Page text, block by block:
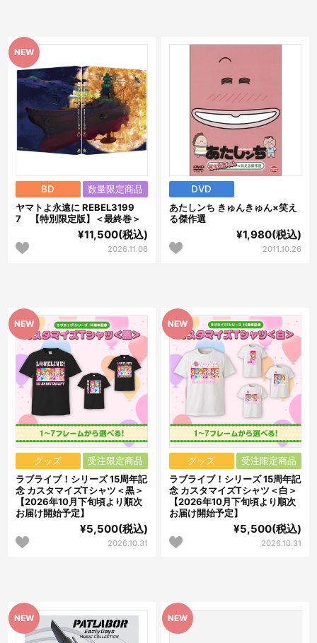
BD
数量限定商品
ヤマトよ永遠に REBEL3199
7 【特別限定版】＜最終巻＞
¥11,500(税込)
2026.11.06
DVD
あたしンち きゅんきゅん×笑え
る傑作選
¥1,980(税込)
2011.10.26
グッズ
受注限定商品
ラブライブ！シリーズ 15周年記
念 カスタマイズTシャツ＜黒＞
【2026年10月下旬頃より順次
お届け開始予定】
¥5,500(税込)
2026.10.31
グッズ
受注限定商品
ラブライブ！シリーズ 15周年記
念 カスタマイズTシャツ＜白＞
【2026年10月下旬頃より順次
お届け開始予定】
¥5,500(税込)
2026.10.31